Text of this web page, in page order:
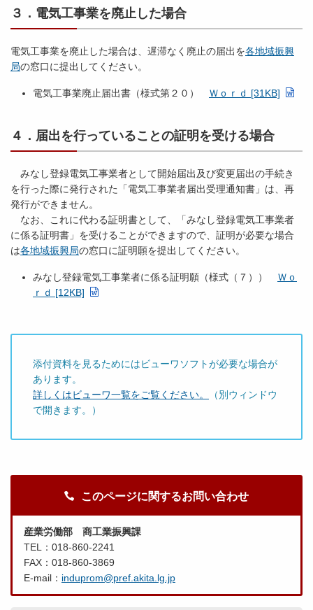
３．電気工事業を廃止した場合
電気工事業を廃止した場合は、遅滞なく廃止の届出を各地域振興
局の窓口に提出してください。
電気工事業廃止届出書（様式第２０） Ｗｏｒｄ [31KB]
４．届出を行っていることの証明を受ける場合
みなし登録電気工事業者として開始届出及び変更届出の手続き
を行った際に発行された「電気工事業者届出受理通知書」は、再
発行ができません。
なお、これに代わる証明書として、「みなし登録電気工事業者
に係る証明書」を受けることができますので、証明が必要な場合
は各地域振興局の窓口に証明願を提出してください。
みなし登録電気工事業者に係る証明願（様式（７）） Ｗｏ
ｒｄ [12KB]
添付資料を見るためにはビューワソフトが必要な場合が
あります。
詳しくはビューワ一覧をご覧ください。
（別ウィンドウ
で開きます。）
このページに関するお問い合わせ
産業労働部 商工業振興課
TEL：018-860-2241
FAX：018-860-3869
E-mail： induprom@pref.akita.lg.jp